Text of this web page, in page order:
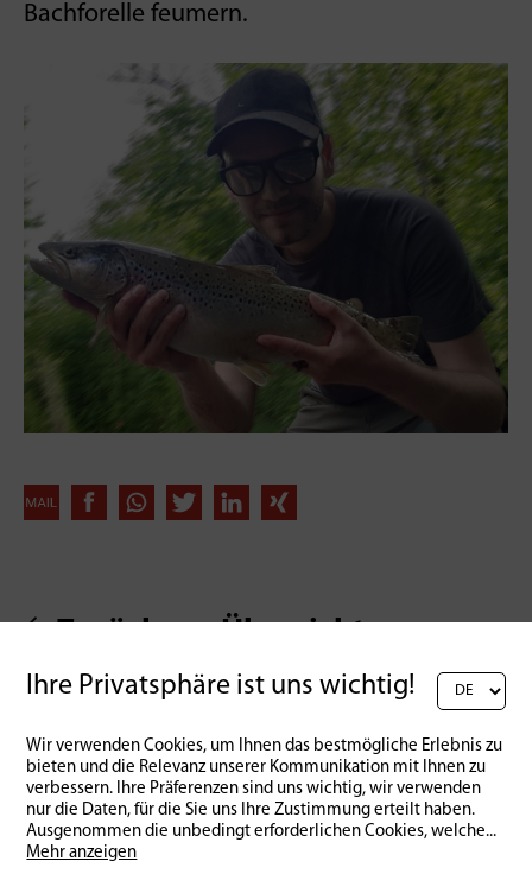
Bachforelle feumern.
Zurück zur Übersicht
Ihre Privatsphäre ist uns wichtig!
Wir verwenden Cookies, um Ihnen das bestmögliche Erlebnis zu
bieten und die Relevanz unserer Kommunikation mit Ihnen zu
verbessern. Ihre Präferenzen sind uns wichtig, wir verwenden
nur die Daten, für die Sie uns Ihre Zustimmung erteilt haben.
Ausgenommen die unbedingt erforderlichen Cookies, welche...
Mehr anzeigen